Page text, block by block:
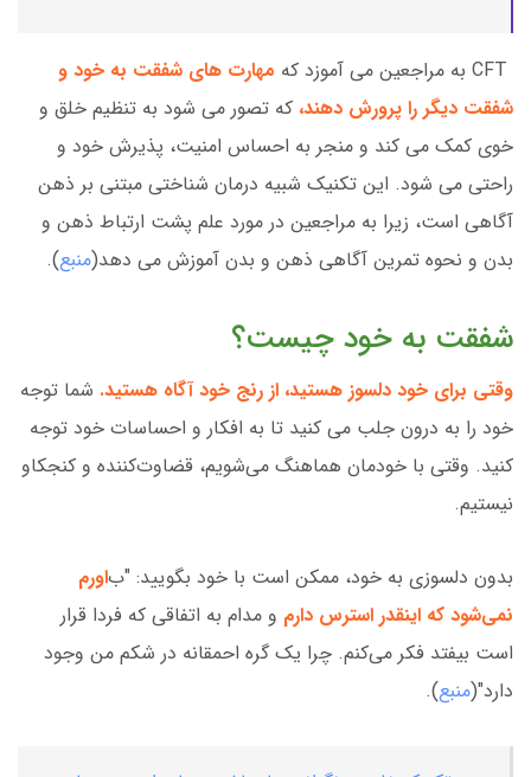
مهارت های شفقت به خود و
شفقت دیگر را پرورش دهند، که تصور می شود به تنظیم خلق و
خوی کمک می کند و منجر به احساس امنیت، پذیرش خود و
راحتی می شود. این تکنیک شبیه درمان شناختی مبتنی بر ذهن
آگاهی است، زیرا به مراجعین در مورد علم پشت ارتباط ذهن و
بدن و نحوه تمرین آگاهی ذهن و بدن آموزش می دهد(منبع).
شفقت به خود چیست؟
وقتی برای خود دلسوز هستید، از رنج خود آگاه هستید. شما توجه
خود را به درون جلب می کنید تا به افکار و احساسات خود توجه
کنید. وقتی با خودمان هماهنگ می‌شویم، قضاوت‌کننده و کنجکاو
نیستیم.
بدون دلسوزی به خود، ممکن است با خود بگویید: "باورم
نمی‌شود که اینقدر استرس دارم و مدام به اتفاقی که فردا قرار
است بیفتد فکر می‌کنم. چرا یک گره احمقانه در شکم من وجود
دارد"(منبع).